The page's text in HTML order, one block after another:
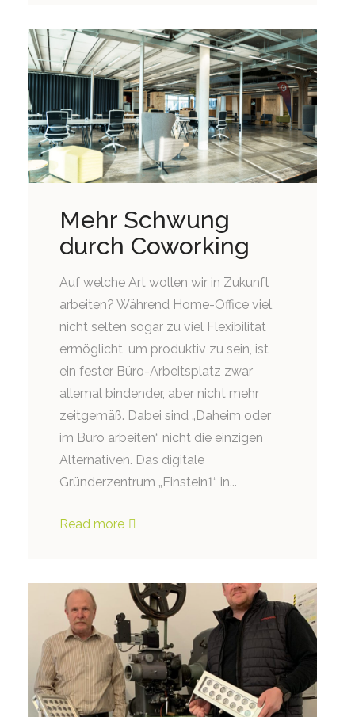
Mehr Schwung
durch Coworking
Auf welche Art wollen wir in Zukunft
arbeiten? Während Home-Office viel,
nicht selten sogar zu viel Flexibilität
ermöglicht, um produktiv zu sein, ist
ein fester Büro-Arbeitsplatz zwar
allemal bindender, aber nicht mehr
zeitgemäß. Dabei sind „Daheim oder
im Büro arbeiten“ nicht die einzigen
Alternativen. Das digitale
Gründerzentrum „Einstein1“ in...
Read more